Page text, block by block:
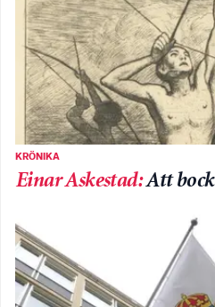
KRÖNIKA
Einar Askestad:Att